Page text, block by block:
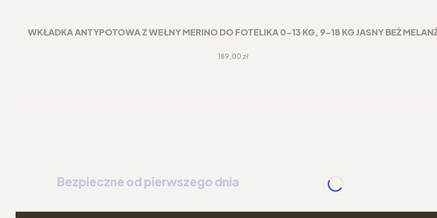
WKŁADKA ANTYPOTOWA Z WEŁNY MERINO DO FOTELIKA 0-13 KG, 9-18 KG JASNY BEŻ
Cena
189,00 zł
Bezpieczne od pierwszego dnia